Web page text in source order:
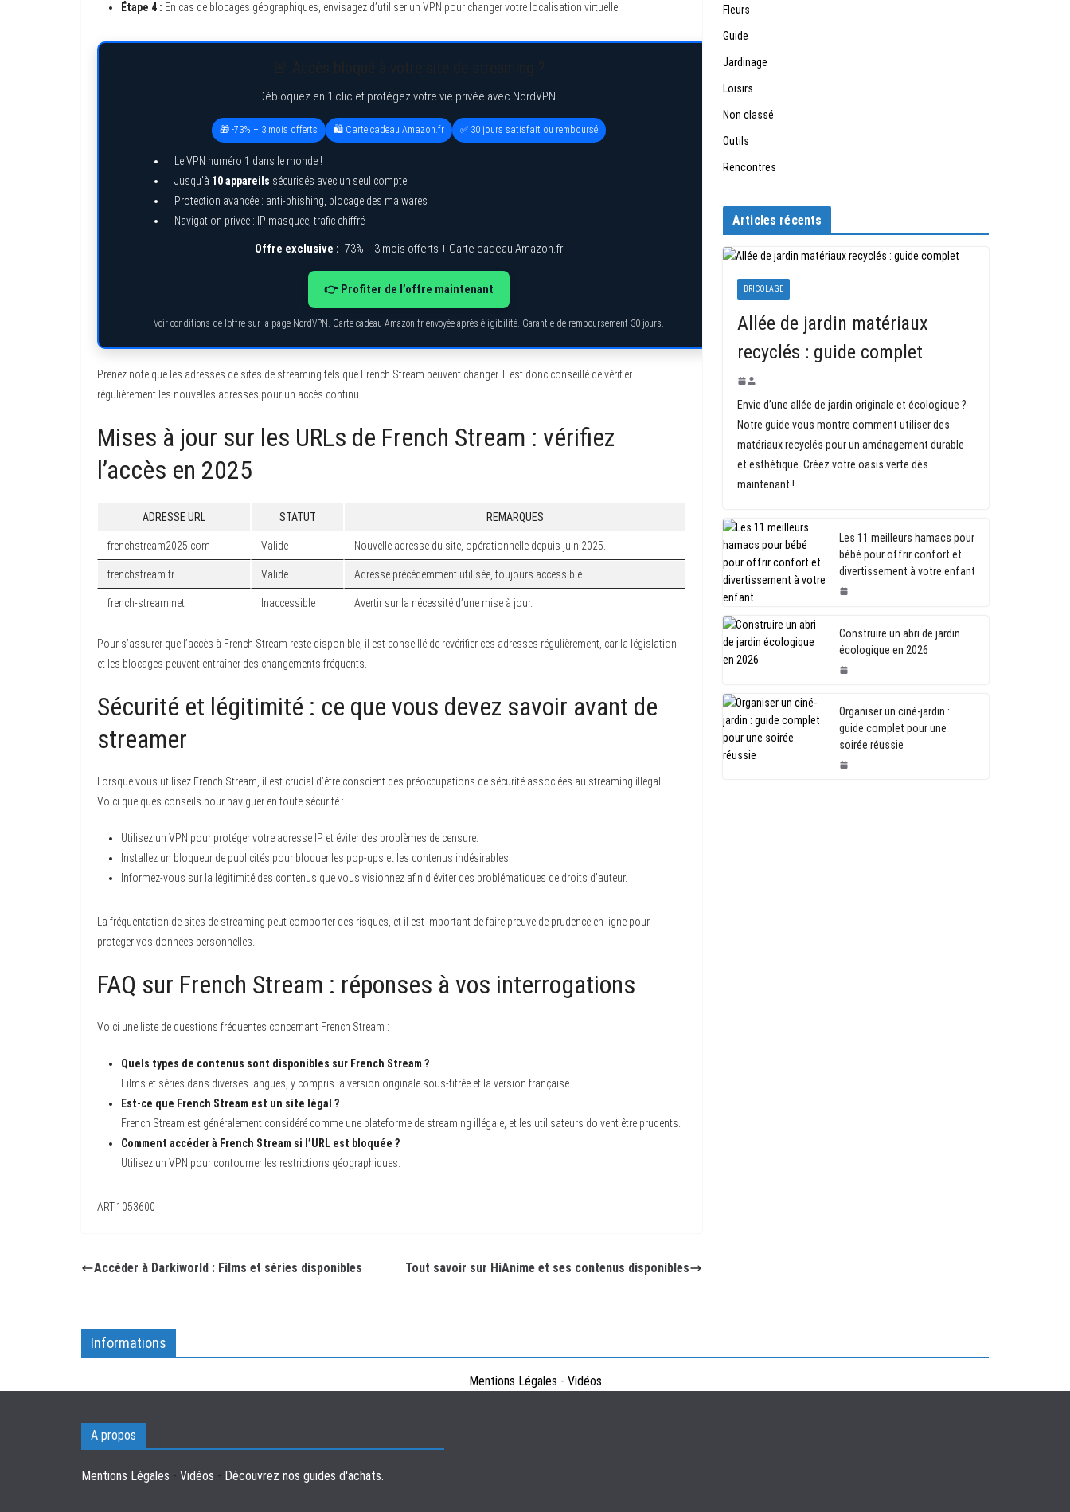
Étape 4 : En cas de blocages géographiques, envisagez d’utiliser un VPN pour changer votre localisation virtuelle.
Débloquez en 1 clic et protégez votre vie privée avec NordVPN.
🎁 -73% + 3 mois offerts 🛍️ Carte cadeau Amazon.fr ✅ 30 jours satisfait ou remboursé
Le VPN numéro 1 dans le monde !
Jusqu’à 10 appareils sécurisés avec un seul compte
Protection avancée : anti-phishing, blocage des malwares
Navigation privée : IP masquée, trafic chiffré
Offre exclusive : -73% + 3 mois offerts + Carte cadeau Amazon.fr
👉 Profiter de l’offre maintenant
Voir conditions de l’offre sur la page NordVPN. Carte cadeau Amazon.fr envoyée après éligibilité. Garantie de remboursement 30 jours.
Prenez note que les adresses de sites de streaming tels que French Stream peuvent changer. Il est donc conseillé de vérifier
régulièrement les nouvelles adresses pour un accès continu.
Mises à jour sur les URLs de French Stream : vérifiez
l’accès en 2025
ADRESSE URL STATUT REMARQUES
frenchstream2025.com Valide Nouvelle adresse du site, opérationnelle depuis juin 2025.
frenchstream.fr Valide Adresse précédemment utilisée, toujours accessible.
french-stream.net Inaccessible Avertir sur la nécessité d’une mise à jour.
Pour s’assurer que l’accès à French Stream reste disponible, il est conseillé de revérifier ces adresses régulièrement, car la législation
et les blocages peuvent entraîner des changements fréquents.
Sécurité et légitimité : ce que vous devez savoir avant de
streamer
Lorsque vous utilisez French Stream, il est crucial d’être conscient des préoccupations de sécurité associées au streaming illégal.
Voici quelques conseils pour naviguer en toute sécurité :
Utilisez un VPN pour protéger votre adresse IP et éviter des problèmes de censure.
Installez un bloqueur de publicités pour bloquer les pop-ups et les contenus indésirables.
Informez-vous sur la légitimité des contenus que vous visionnez afin d’éviter des problématiques de droits d’auteur.
La fréquentation de sites de streaming peut comporter des risques, et il est important de faire preuve de prudence en ligne pour
protéger vos données personnelles.
FAQ sur French Stream : réponses à vos interrogations
Voici une liste de questions fréquentes concernant French Stream :
Quels types de contenus sont disponibles sur French Stream ?
Films et séries dans diverses langues, y compris la version originale sous-titrée et la version française.
Est-ce que French Stream est un site légal ?
French Stream est généralement considéré comme une plateforme de streaming illégale, et les utilisateurs doivent être prudents.
Comment accéder à French Stream si l’URL est bloquée ?
Utilisez un VPN pour contourner les restrictions géographiques.
ART.1053600
Accéder à Darkiworld : Films et séries disponibles Tout savoir sur HiAnime et ses contenus disponibles
Fleurs
Guide
Jardinage
Loisirs
Non classé
Outils
Rencontres
Articles récents
BRICOLAGE
Allée de jardin matériaux
recyclés : guide complet
Envie d’une allée de jardin originale et écologique ?
Notre guide vous montre comment utiliser des
matériaux recyclés pour un aménagement durable
et esthétique. Créez votre oasis verte dès
maintenant !
Les 11 meilleurs hamacs pour
bébé pour offrir confort et
divertissement à votre enfant
Construire un abri de jardin
écologique en 2026
Organiser un ciné-jardin :
guide complet pour une
soirée réussie
Informations
Mentions Légales - Vidéos
A propos
Mentions Légales - Vidéos - Découvrez nos guides d'achats.